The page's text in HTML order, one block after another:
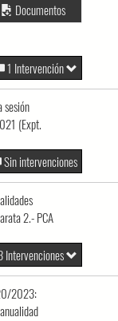
Documentos
1 Intervención
sesión
(Expt.
Sin intervenciones
2.- PCA
Intervenciones
2023: